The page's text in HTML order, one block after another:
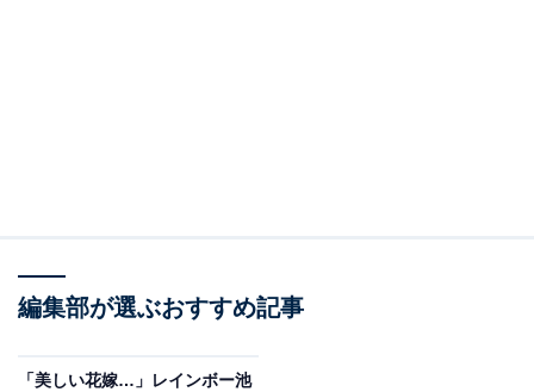
編集部が選ぶおすすめ記事
「美しい花嫁…」レインボー池